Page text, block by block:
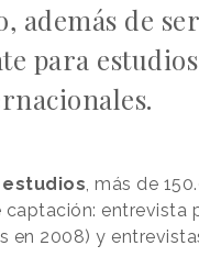
además de
para estudios
estudios, más de
captación: entrevista
en 2008) y